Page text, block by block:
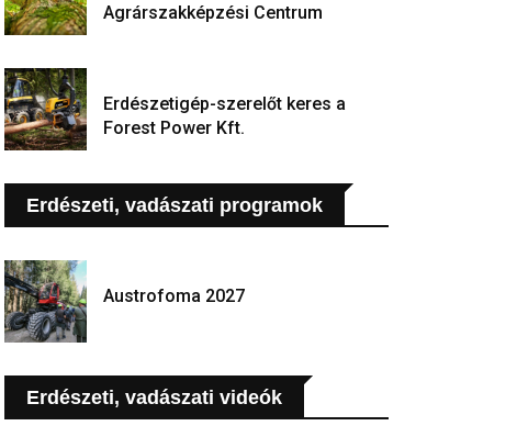
Agrárszakképzési Centrum
Erdészetigép-szerelőt keres a
Forest Power Kft.
Erdészeti, vadászati programok
Austrofoma 2027
Erdészeti, vadászati videók